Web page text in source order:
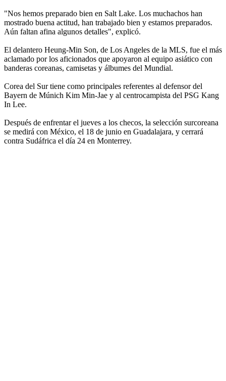
"Nos hemos preparado bien en Salt Lake. Los muchachos han
mostrado buena actitud, han trabajado bien y estamos preparados.
Aún faltan afina algunos detalles", explicó.
El delantero Heung-Min Son, de Los Angeles de la MLS, fue el más
aclamado por los aficionados que apoyaron al equipo asiático con
banderas coreanas, camisetas y álbumes del Mundial.
Corea del Sur tiene como principales referentes al defensor del
Bayern de Múnich Kim Min-Jae y al centrocampista del PSG Kang
In Lee.
Después de enfrentar el jueves a los checos, la selección surcoreana
se medirá con México, el 18 de junio en Guadalajara, y cerrará
contra Sudáfrica el día 24 en Monterrey.